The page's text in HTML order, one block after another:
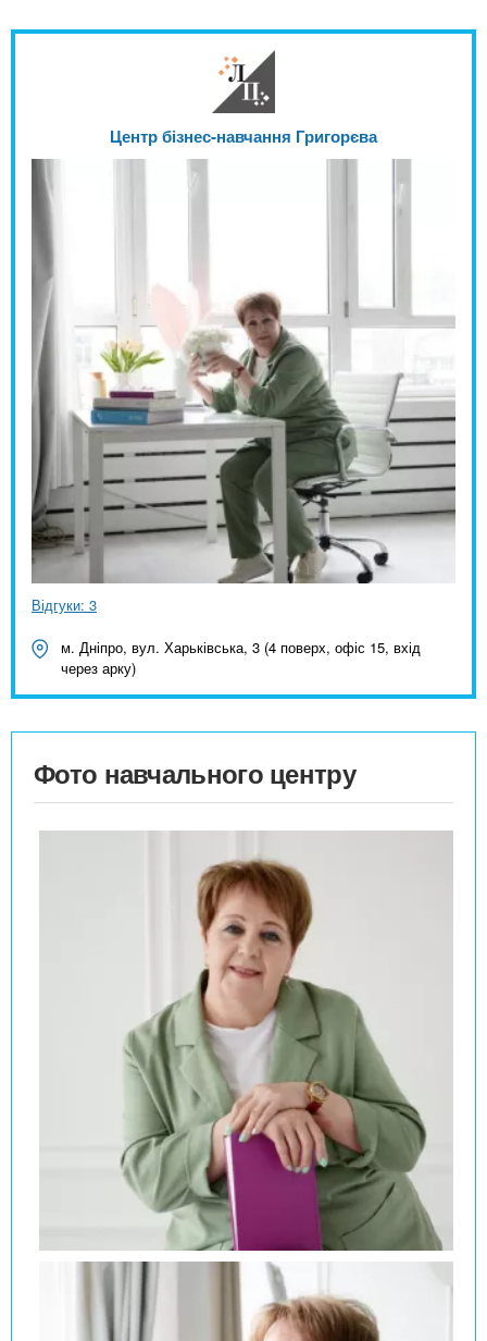
Центр бізнес-навчання Григорєва
Відгуки: 3
м. Дніпро, вул. Харьківська, 3 (4 поверх, офіс 15, вхід
через арку)
Фото навчального центру